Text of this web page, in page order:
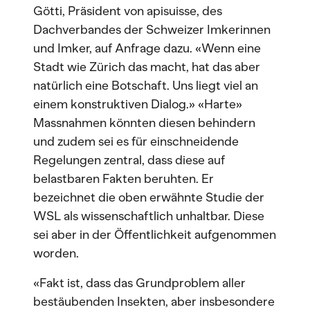
Götti, Präsident von apisuisse, des
Dachverbandes der Schweizer Imkerinnen
und Imker, auf Anfrage dazu. «Wenn eine
Stadt wie Zürich das macht, hat das aber
natürlich eine Botschaft. Uns liegt viel an
einem konstruktiven Dialog.» «Harte»
Massnahmen könnten diesen behindern
und zudem sei es für einschneidende
Regelungen zentral, dass diese auf
belastbaren Fakten beruhten. Er
bezeichnet die oben erwähnte Studie der
WSL als wissenschaftlich unhaltbar. Diese
sei aber in der Öffentlichkeit aufgenommen
worden.
«Fakt ist, dass das Grundproblem aller
bestäubenden Insekten, aber insbesondere